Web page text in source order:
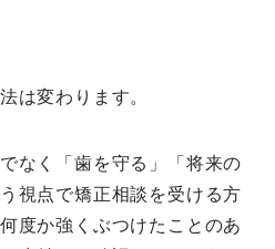
は変わります。
なく「歯を守る」「将来の
視点で矯正相談を受ける方
度か強くぶつけたことのあ